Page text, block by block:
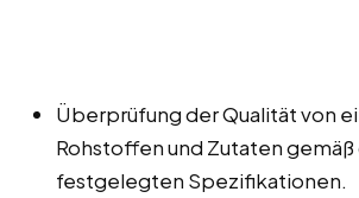
Überprüfung der Qualität von
Rohstoffen und Zutaten gemäß
festgelegten Spezifikationen.